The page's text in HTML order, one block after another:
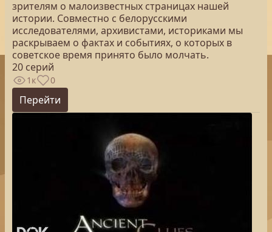
зрителям о малоизвестных страницах нашей
истории. Совместно с белорусскими
исследователями, архивистами, историками мы
раскрываем о фактах и событиях, о которых в
советское время принято было молчать.
20 серий
1к 0
Перейти